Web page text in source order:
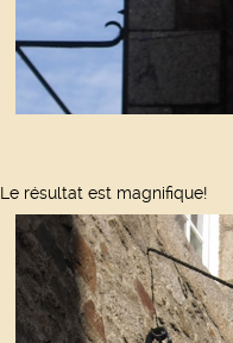
Le résultat est magnifique!